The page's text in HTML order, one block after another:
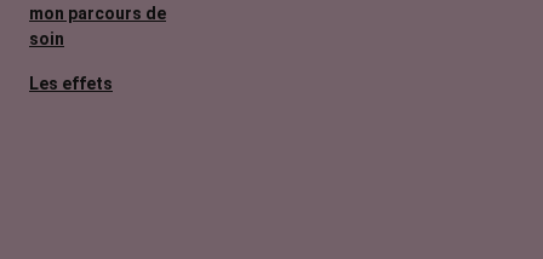
mon parcours de
soin
Les effets